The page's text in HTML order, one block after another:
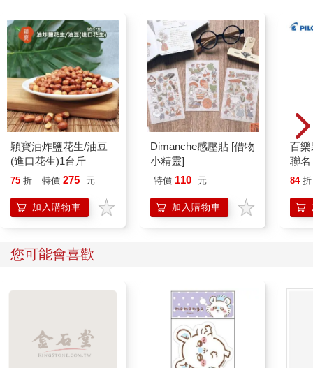
穎寶油炸鹽花生/油豆
(進口花生)1台斤
75 折 特價 275 元
加入購物車
Dimanche感壓貼 [借物
小精靈]
特價 110 元
加入購物車
百
聯
84 折
您可能會喜歡